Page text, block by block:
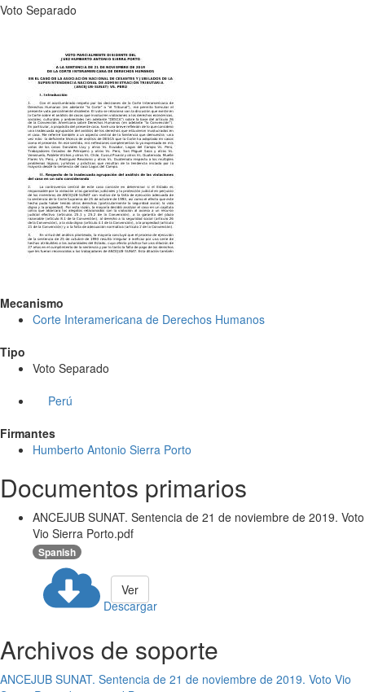
Voto Separado
Mecanismo
Corte Interamericana de Derechos Humanos
Tipo
Voto Separado
Perú
Firmantes
Humberto Antonio Sierra Porto
Documentos primarios
ANCEJUB SUNAT. Sentencia de 21 de noviembre de 2019. Voto
Vio Sierra Porto.pdf
Spanish
Descargar
Ver
Archivos de soporte
ANCEJUB SUNAT. Sentencia de 21 de noviembre de 2019. Voto Vio